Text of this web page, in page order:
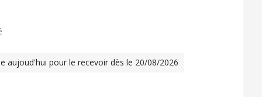
aujoud'hui pour le recevoir dès le 20/08/2026